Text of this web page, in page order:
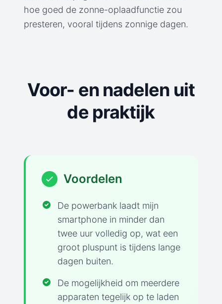
hoe goed de zonne-oplaadfunctie zou
presteren, vooral tijdens zonnige dagen.
Voor- en nadelen uit
de praktijk
Voordelen
De powerbank laadt mijn
smartphone in minder dan
twee uur volledig op, wat een
groot pluspunt is tijdens lange
dagen buiten.
De mogelijkheid om meerdere
apparaten tegelijk op te laden